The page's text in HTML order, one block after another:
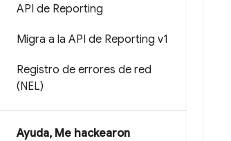
API de Reporting
Migra a la API de Reporting v1
Registro de errores de red
(NEL)
Ayuda, Me hackearon